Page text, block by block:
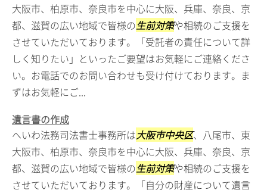
大阪市、柏原市、奈良市を中心に大阪、兵庫、奈良、京
都、滋賀の広い地域で皆様の生前対策や相続のご支援を
させていただいております。「受託者の責任について詳
しく知りたい」といったご要望はお気軽にご連絡くださ
い。お電話でのお問い合わせも受け付けております。ま
ずはお気軽にご...
遺言書の作成
へいわ法務司法書士事務所は大阪市中央区、八尾市、東
大阪市、柏原市、奈良市を中心に大阪、兵庫、奈良、京
都、滋賀の広い地域で皆様の生前対策や相続のご支援を
させていただいております。「自分の財産について遺言